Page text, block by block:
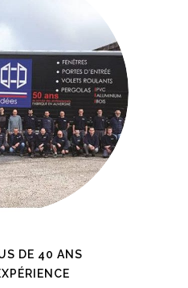
DE 40 ANS